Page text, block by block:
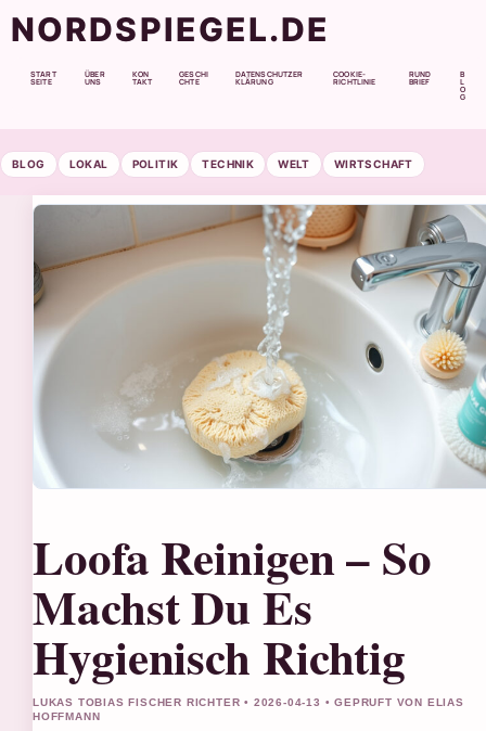
NORDSPIEGEL.DE
START
SEITE
ÜBER
UNS
KON
TAKT
GESCHI
CHTE
DATENSCHUTZER
KLÄRUNG
COOKIE-
RICHTLINIE
RUND
BRIEF
B
L
O
G
BLOG LOKAL POLITIK TECHNIK WELT WIRTSCHAFT
Loofa Reinigen – So
Machst Du Es
Hygienisch Richtig
LUKAS TOBIAS FISCHER RICHTER • 2026-04-13 • GEPRUFT VON ELIAS
HOFFMANN